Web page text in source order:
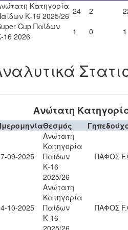
Κατηγορία
Κ-16 2025/26 24 2
Cup Παίδων
16 2026
1 0 1
Ανώτατη
Θεσμός
09-2025
Ανώτατη
Κατηγορία
Παίδων
Κ-16
2025/26
ΠΑΦΟΣ
10-2025
Ανώτατη
Κατηγορία
Παίδων
Κ-16
ΠΑΦΟΣ